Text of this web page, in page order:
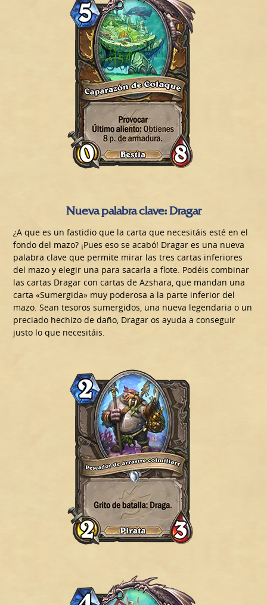
Nueva palabra clave: Dragar
¿A que es un fastidio que la carta que necesitáis esté en el
fondo del mazo? ¡Pues eso se acabó! Dragar es una nueva
palabra clave que permite mirar las tres cartas inferiores
del mazo y elegir una para sacarla a flote. Podéis combinar
las cartas Dragar con cartas de Azshara, que mandan una
carta «Sumergida» muy poderosa a la parte inferior del
mazo. Sean tesoros sumergidos, una nueva legendaria o un
preciado hechizo de daño, Dragar os ayuda a conseguir
justo lo que necesitáis.